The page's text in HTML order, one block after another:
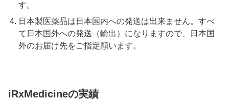
す。
日本製医薬品は日本国内への発送は出来ません。すべ
て日本国外への発送（輸出）になりますので、日本国
外のお届け先をご指定願います。
iRxMedicineの実績